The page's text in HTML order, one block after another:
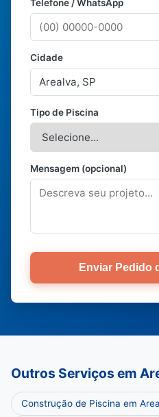
Telefone / WhatsApp
Cidade
Tipo de Piscina
Mensagem (opcional)
Enviar Pedido
Outros Serviços em
Construção de Piscina em